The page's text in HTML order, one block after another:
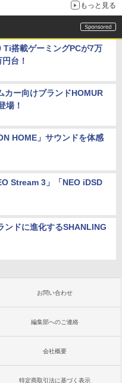
もっと見る
Ti搭載ゲーミングPCが7万
台！
カー向けブランドHOMUR
場！
HOME」サウンドを体感
Stream 3」「NEO iDSD
ンドに進化するSHANLING
お問い合わせ
編集部へのご連絡
会社概要
特定商取引法に基づく表示